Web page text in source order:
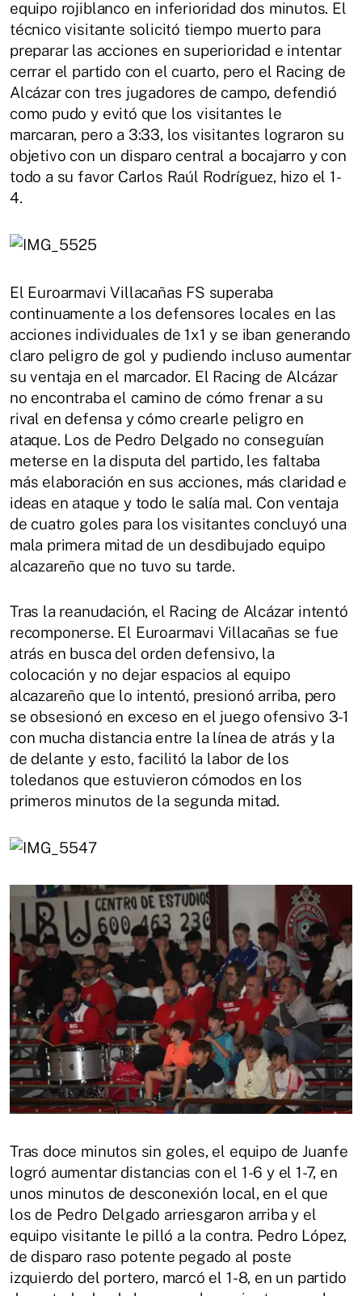
equipo rojiblanco en inferioridad dos minutos. El
técnico visitante solicitó tiempo muerto para
preparar las acciones en superioridad e intentar
cerrar el partido con el cuarto, pero el Racing de
Alcázar con tres jugadores de campo, defendió
como pudo y evitó que los visitantes le
marcaran, pero a 3:33, los visitantes lograron su
objetivo con un disparo central a bocajarro y con
todo a su favor Carlos Raúl Rodríguez, hizo el 1-
4.
El Euroarmavi Villacañas FS superaba
continuamente a los defensores locales en las
acciones individuales de 1x1 y se iban generando
claro peligro de gol y pudiendo incluso aumentar
su ventaja en el marcador. El Racing de Alcázar
no encontraba el camino de cómo frenar a su
rival en defensa y cómo crearle peligro en
ataque. Los de Pedro Delgado no conseguían
meterse en la disputa del partido, les faltaba
más elaboración en sus acciones, más claridad e
ideas en ataque y todo le salía mal. Con ventaja
de cuatro goles para los visitantes concluyó una
mala primera mitad de un desdibujado equipo
alcazareño que no tuvo su tarde.
Tras la reanudación, el Racing de Alcázar intentó
recomponerse. El Euroarmavi Villacañas se fue
atrás en busca del orden defensivo, la
colocación y no dejar espacios al equipo
alcazareño que lo intentó, presionó arriba, pero
se obsesionó en exceso en el juego ofensivo 3-1
con mucha distancia entre la línea de atrás y la
de delante y esto, facilitó la labor de los
toledanos que estuvieron cómodos en los
primeros minutos de la segunda mitad.
Tras doce minutos sin goles, el equipo de Juanfe
logró aumentar distancias con el 1-6 y el 1-7, en
unos minutos de desconexión local, en el que
los de Pedro Delgado arriesgaron arriba y el
equipo visitante le pilló a la contra. Pedro López,
de disparo raso potente pegado al poste
izquierdo del portero, marcó el 1-8, en un partido